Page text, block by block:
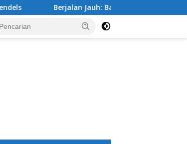
Berjalan Jauh: Bandung-Yogyakarta Jalur Selatan